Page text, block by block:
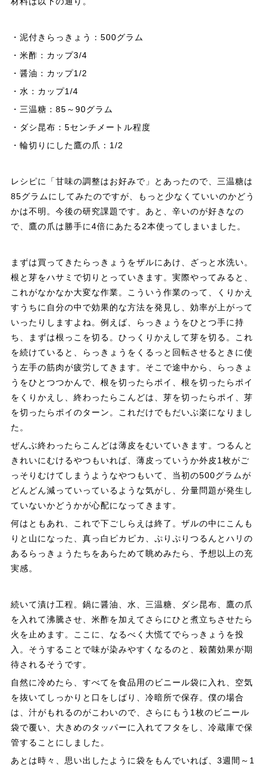
・泥付きらっきょう：500グラム
・米酢：カップ3/4
・醤油：カップ1/2
・水：カップ1/4
・三温糖：85～90グラム
・ダシ昆布：5センチメートル程度
・輪切りにした鷹の爪：1/2
レシピに「甘味の調整はお好みで」とあったので、三温糖は
85グラムにしてみたのですが、もっと少なくていいのかどう
かは不明。今後の研究課題です。あと、辛いのが好きなの
で、鷹の爪は勝手に4倍にあたる2本使ってしまいました。
まずは買ってきたらっきょうをザルにあけ、ざっと水洗い。
根と芽をハサミで切りとっていきます。実際やってみると、
これがなかなか大変な作業。こういう作業のって、くりかえ
すうちに自分の中で効果的な方法を発見し、効率が上がって
いったりしますよね。例えば、らっきょうをひとつ手に持
ち、まずは根っこを切る。ひっくりかえして芽を切る。これ
を続けていると、らっきょうをくるっと回転させるときに使
う左手の筋肉が疲労してきます。そこで途中から、らっきょ
うをひとつつかんで、根を切ったらポイ、根を切ったらポイ
をくりかえし、終わったらこんどは、芽を切ったらポイ、芽
を切ったらポイのターン。これだけでもだいぶ楽になりまし
た。
ぜんぶ終わったらこんどは薄皮をむいていきます。つるんと
きれいにむけるやつもいれば、薄皮っていうか外皮1枚がご
っそりむけてしまうようなやつもいて、当初の500グラムが
どんどん減っていっているような気がし、分量問題が発生し
ていないかどうかが心配になってきます。
何はともあれ、これで下ごしらえは終了。ザルの中にこんも
りと山になった、真っ白ピカピカ、ぷりぷりつるんとハリの
あるらっきょうたちをあらためて眺めみたら、予想以上の充
実感。
続いて漬け工程。鍋に醤油、水、三温糖、ダシ昆布、鷹の爪
を入れて沸騰させ、米酢を加えてさらにひと煮立ちさせたら
火を止めます。ここに、なるべく大慌てでらっきょうを投
入。そうすることで味が染みやすくなるのと、殺菌効果が期
待されるそうです。
自然に冷めたら、すべてを食品用のビニール袋に入れ、空気
を抜いてしっかりと口をしばり、冷暗所で保存。僕の場合
は、汁がもれるのがこわいので、さらにもう1枚のビニール
袋で覆い、大きめのタッパーに入れてフタをし、冷蔵庫で保
管することにしました。
あとは時々、思い出したように袋をもんでいれば、3週間～1